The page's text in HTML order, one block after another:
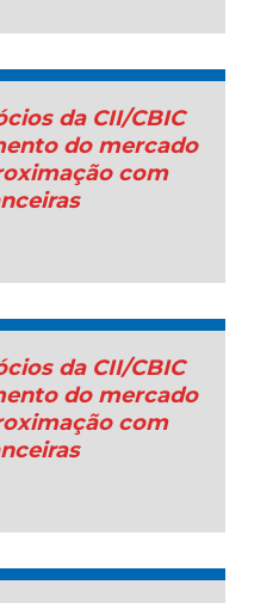
da CII/CBIC
do mercado
com
da CII/CBIC
do mercado
com